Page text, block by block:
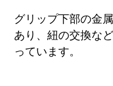
グリップ下部の金
あり、紐の交換な
っています。